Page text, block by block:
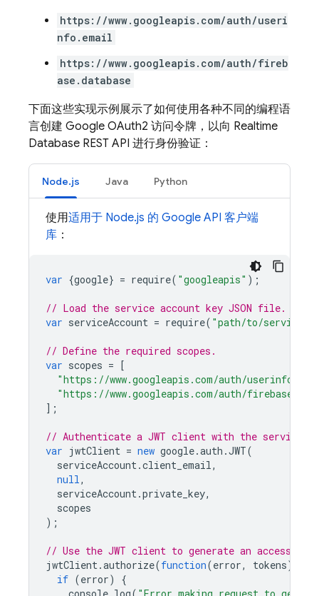
https://www.googleapis.com/auth/useri
nfo.email
https://www.googleapis.com/auth/fireb
ase.database
下面这些实现示例展示了如何使用各种不同的编程语
言创建 Google OAuth2 访问令牌，以向 Realtime
Database REST API 进行身份验证：
Node.js Java Python
使用适用于 Node.js 的 Google API 客户端
库 ：
var {google} = require( "googleapis" );
// Load the service account key JSON file.
var serviceAccount = require( "path/to/
// Define the required scopes.
var scopes = [
"https://www.googleapis.com/auth/
"https://www.googleapis.com/auth/
];
// Authenticate a JWT client with the service
var jwtClient = new google.auth .JWT(
serviceAccount.client_email,
null,
serviceAccount.private_key,
scopes
);
// Use the JWT client to generate an access
jwtClient.authorize(function(error, tokens)
if (error)
{